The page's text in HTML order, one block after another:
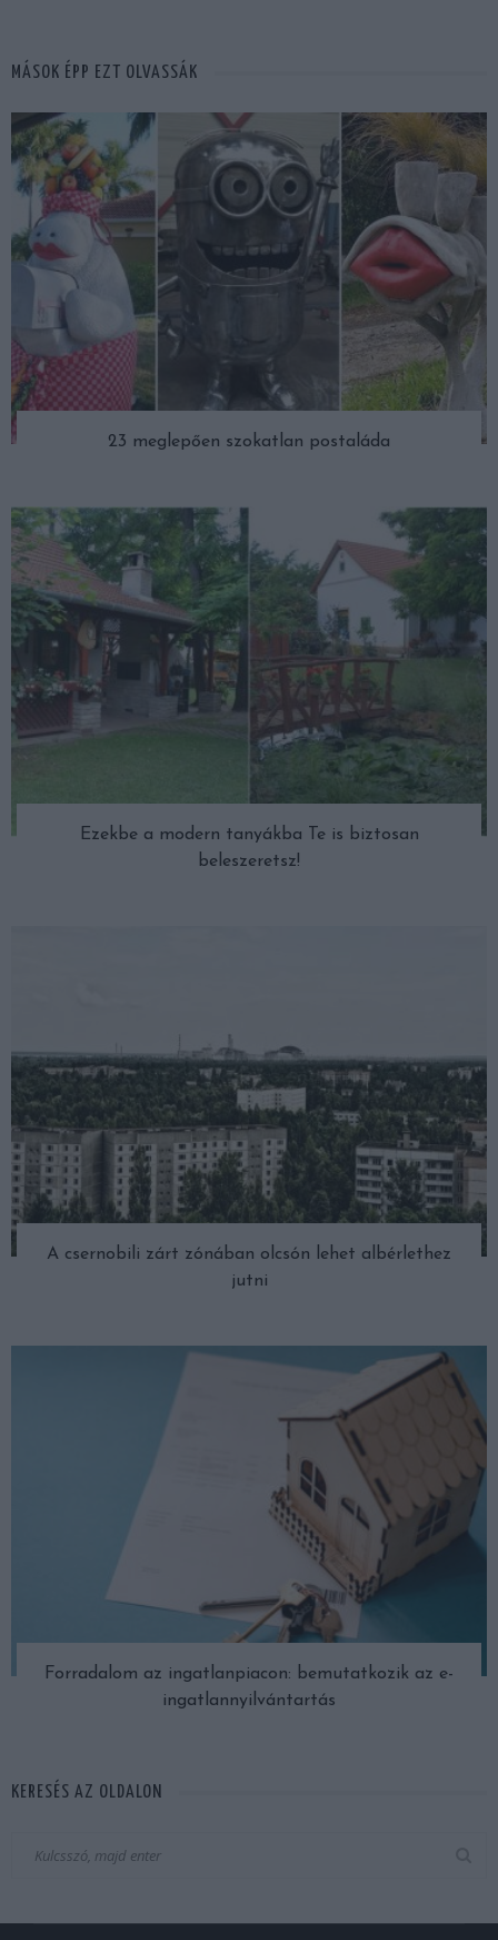
MÁSOK ÉPP EZT OLVASSÁK
23 meglepően szokatlan postaláda
Ezekbe a modern tanyákba Te is biztosan
beleszeretsz!
A csernobili zárt zónában olcsón lehet albérlethez
jutni
Forradalom az ingatlanpiacon: bemutatkozik az e-
ingatlannyilvántartás
KERESÉS AZ OLDALON